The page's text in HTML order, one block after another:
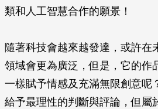
類和人工智慧合作的願景！
隨著科技會越來越發達，或許在
領域會更為廣泛，但是，它的作
一樣賦予情感及充滿無限創意呢
給予最理性的判斷與評論，但屬